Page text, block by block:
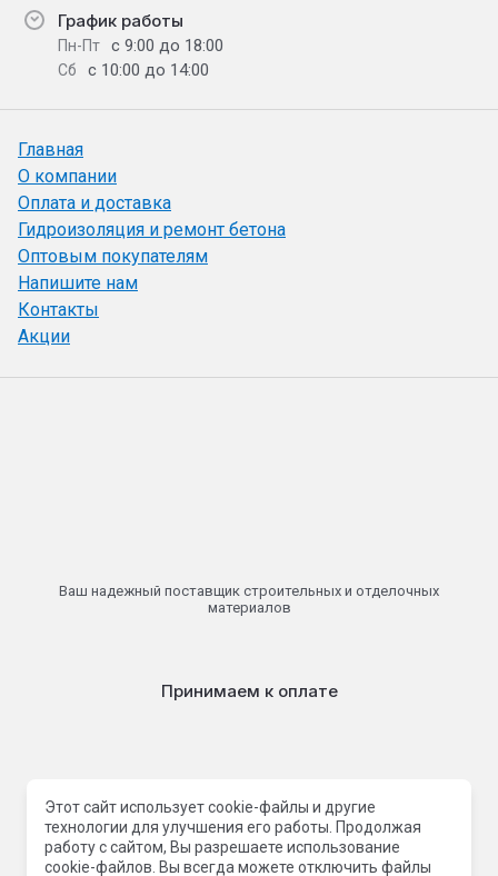
График работы
Пн-Пт с 9:00 до 18:00
Сб с 10:00 до 14:00
Главная
О компании
Оплата и доставка
Гидроизоляция и ремонт бетона
Оптовым покупателям
Напишите нам
Контакты
Акции
Ваш надежный поставщик строительных и отделочных
материалов
Принимаем к оплате
© 2013 - 2026 ООО Торговая компания Сатурн-Хабаровск
Этот сайт использует cookie-файлы и другие
технологии для улучшения его работы. Продолжая
работу с сайтом, Вы разрешаете использование
cookie-файлов. Вы всегда можете отключить файлы